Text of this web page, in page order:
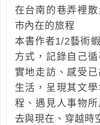
在台南的巷弄裡
市內在的旅程
本書作者1/2藝術
方式，記錄自己
實地走訪、感受
生活，呈現其文
程、遇見人事物
去與現在、穿越時